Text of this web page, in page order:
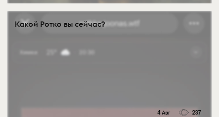
Какой Ротко вы сейчас?
4 Авг 237